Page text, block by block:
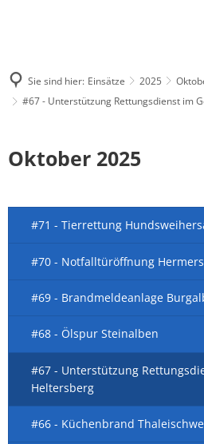
Sie sind hier: Einsätze 2025
#67 - Unterstützung Rettungsdienst im
Oktober 2025
#71 - Tierrettung
#70 - Notfalltüröffnung
#69 - Brandmeldeanlage
#68 - Ölspur Steinalben
#67 - Unterstützung
Heltersberg
#66 - Küchenbrand